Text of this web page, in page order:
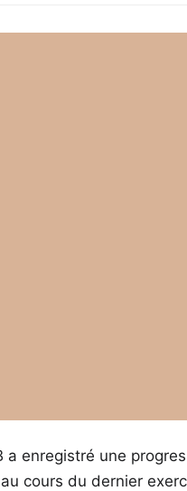
a enregistré une
cours du dernier